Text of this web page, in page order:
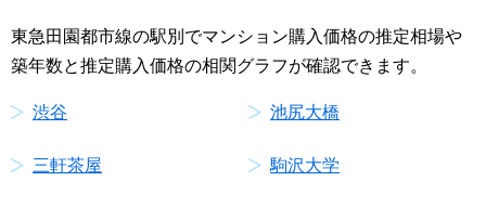
東急田園都市線の駅別でマンション購入価格の推定相場や
築年数と推定購入価格の相関グラフが確認できます。
渋谷 池尻大橋
三軒茶屋 駒沢大学